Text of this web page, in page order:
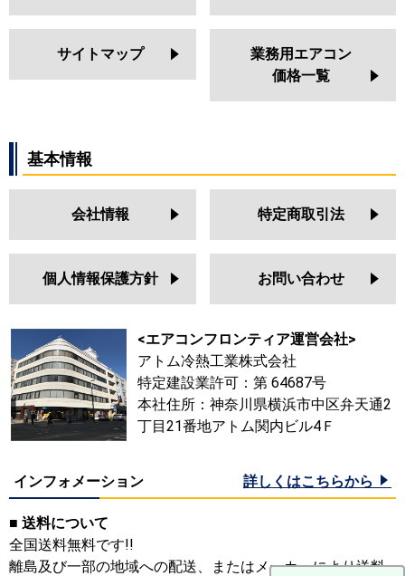
サイトマップ
業務用エアコン
価格一覧
基本情報
会社情報 特定商取引法
個人情報保護方針 お問い合わせ
<エアコンフロンティア運営会社>
アトム冷熱工業株式会社
特定建設業許可：第 64687号
本社住所：神奈川県横浜市中区弁天通2
丁目21番地アトム関内ビル4Ｆ
インフォメーション 詳しくはこちらから
■ 送料について
全国送料無料です!!
離島及び一部の地域への配送、またはメーカーにより送料